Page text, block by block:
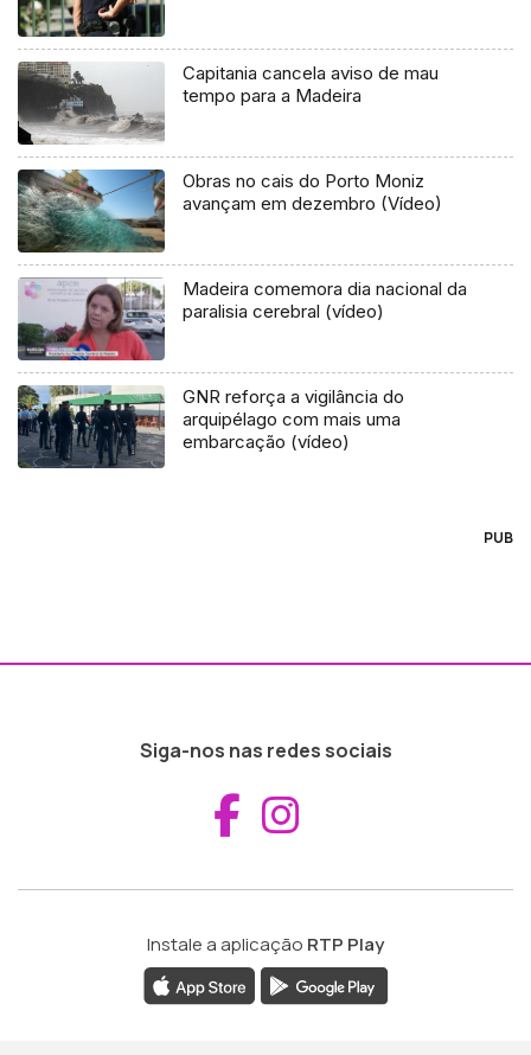
Capitania cancela aviso de mau
tempo para a Madeira
Obras no cais do Porto Moniz
avançam em dezembro (Vídeo)
Madeira comemora dia nacional da
paralisia cerebral (vídeo)
GNR reforça a vigilância do
arquipélago com mais uma
embarcação (vídeo)
PUB
Siga-nos nas redes sociais
Aceder ao
Instale a aplicação RTP Play